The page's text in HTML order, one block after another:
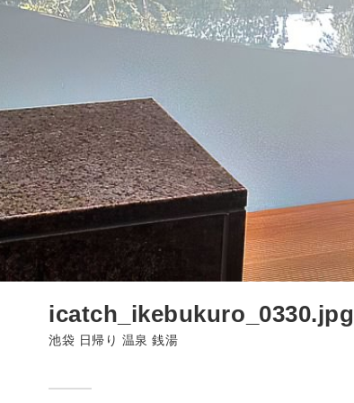
icatch_ikebukuro_0330.jpg
池袋 日帰り 温泉 銭湯